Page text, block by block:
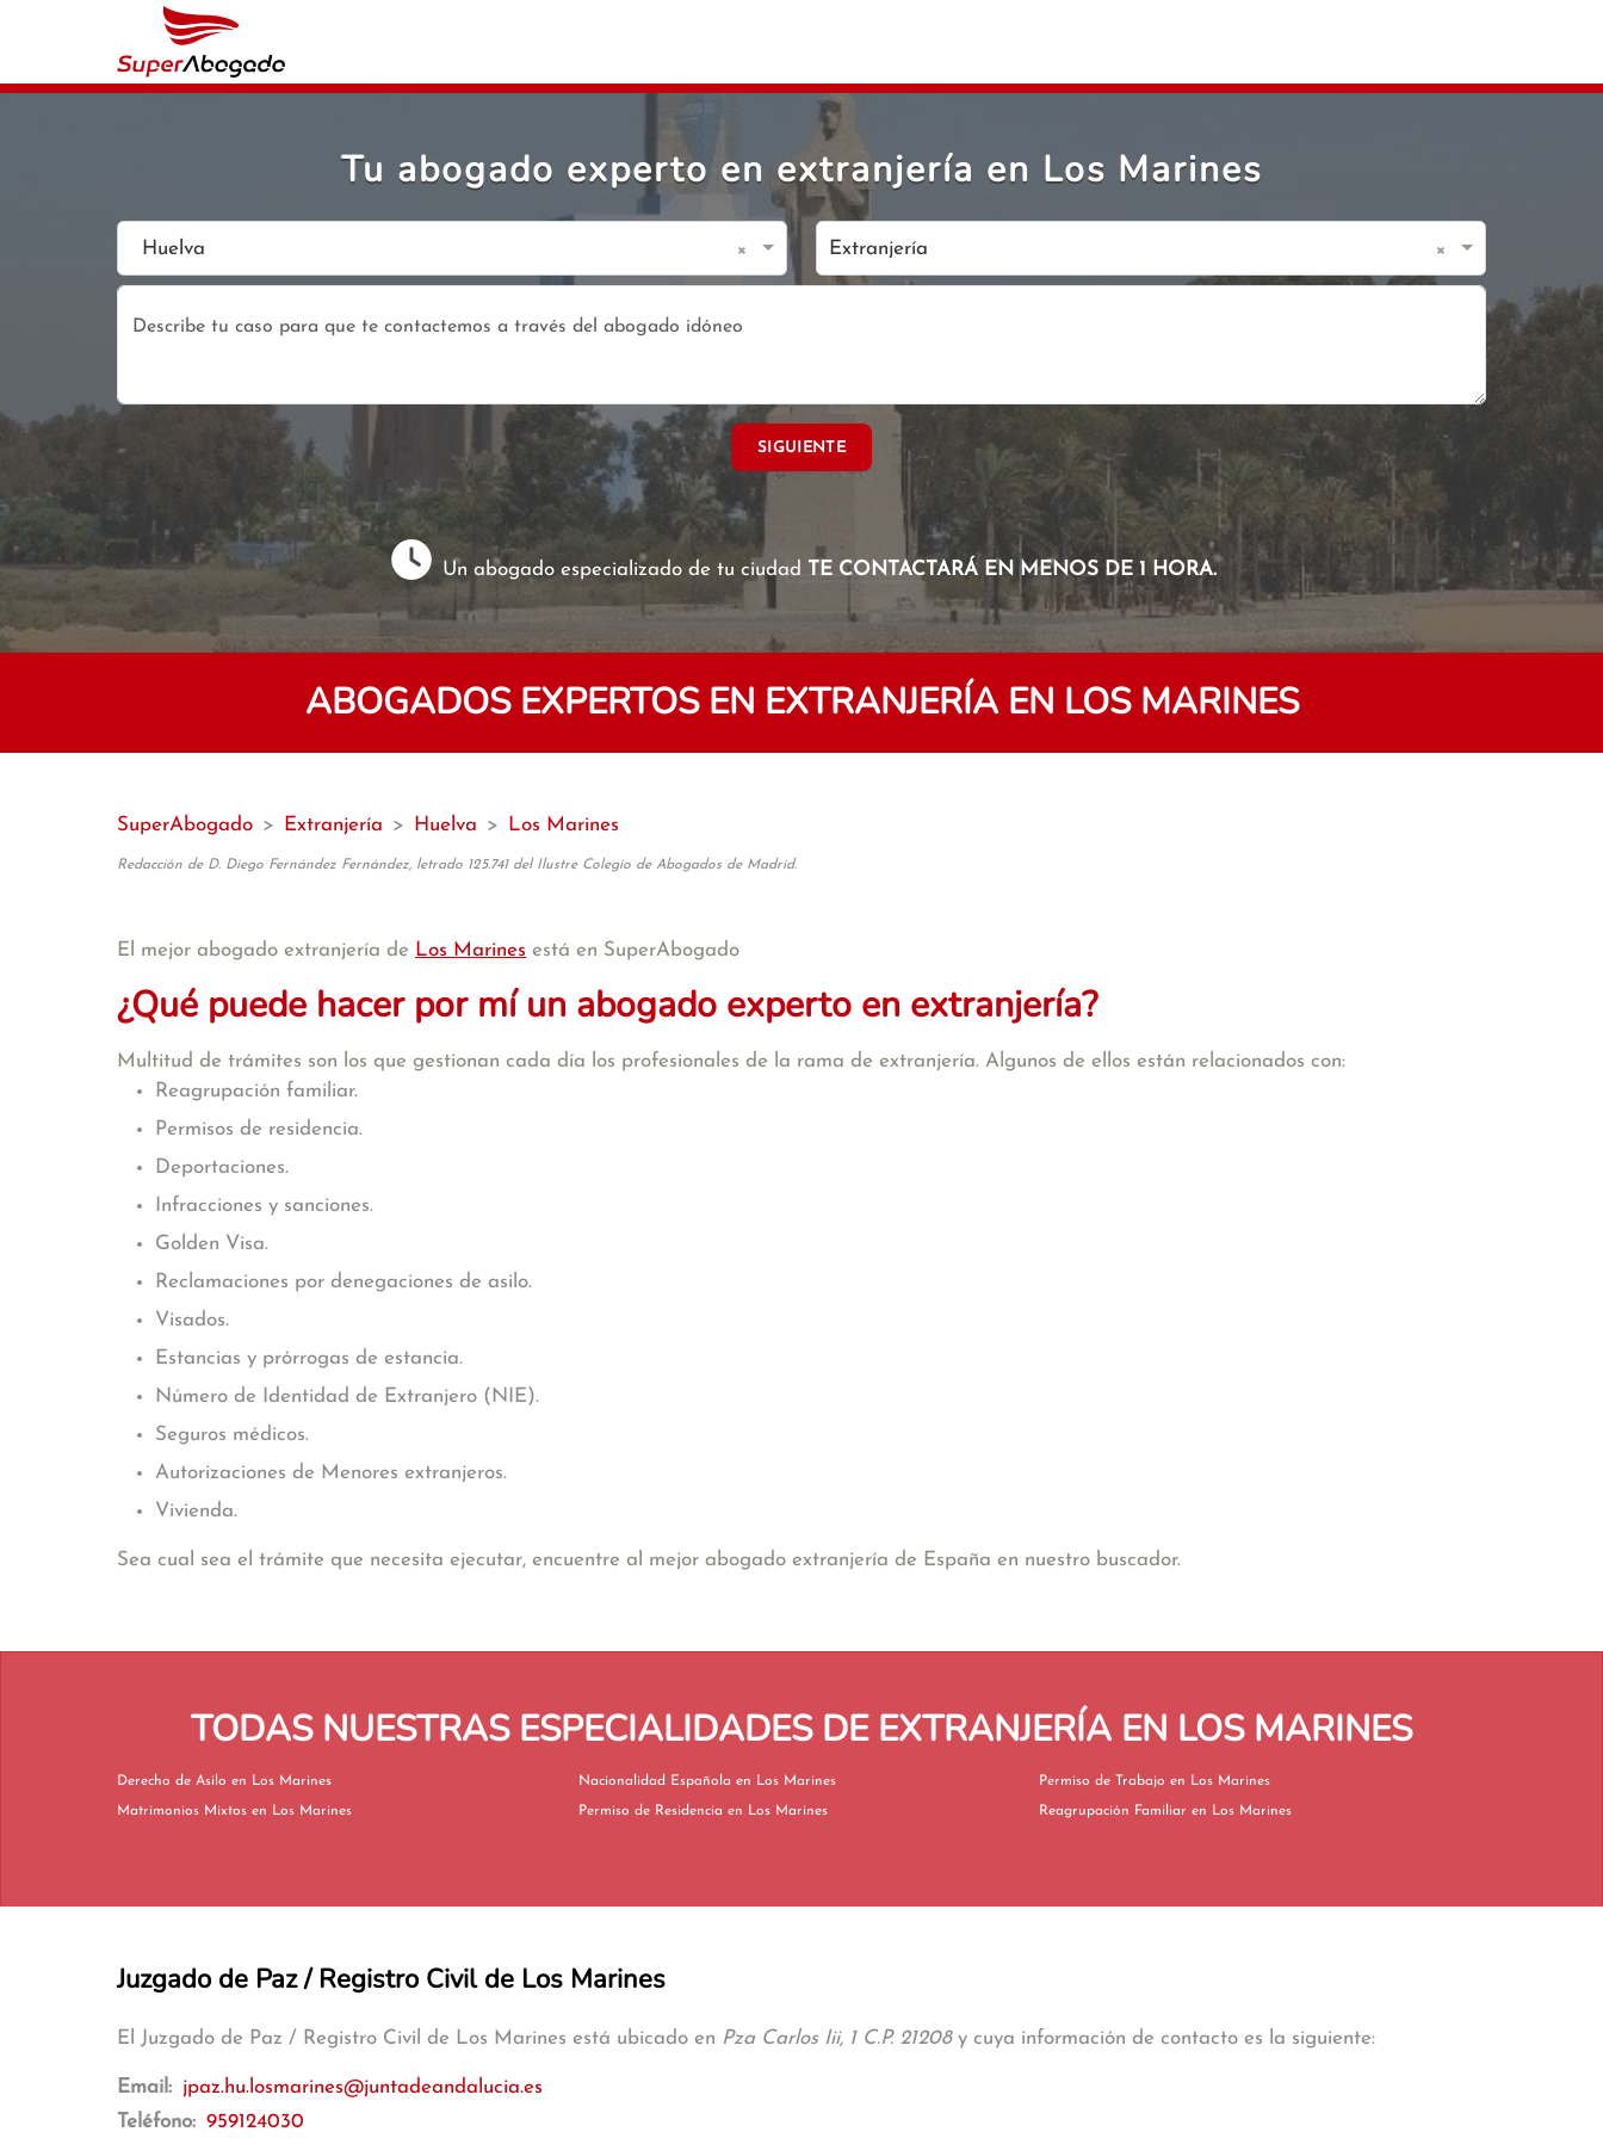
Tu abogado experto en extranjería en Los Marines
Huelva × Extranjería ×
SIGUIENTE
Un abogado especializado de tu ciudad TE CONTACTARÁ EN MENOS DE 1 HORA.
ABOGADOS EXPERTOS EN EXTRANJERÍA EN LOS MARINES
SuperAbogado > Extranjería > Huelva > Los Marines
Redacción de D. Diego Fernández Fernández, letrado 125.741 del Ilustre Colegio de Abogados de Madrid.
El mejor abogado extranjería de Los Marines está en SuperAbogado
¿Qué puede hacer por mí un abogado experto en extranjería?
Multitud de trámites son los que gestionan cada día los profesionales de la rama de extranjería. Algunos de ellos están relacionados con:
Reagrupación familiar.
Permisos de residencia.
Deportaciones.
Infracciones y sanciones.
Golden Visa.
Reclamaciones por denegaciones de asilo.
Visados.
Estancias y prórrogas de estancia.
Número de Identidad de Extranjero (NIE).
Seguros médicos.
Autorizaciones de Menores extranjeros.
Vivienda.
Sea cual sea el trámite que necesita ejecutar, encuentre al mejor abogado extranjería de España en nuestro buscador.
TODAS NUESTRAS ESPECIALIDADES DE EXTRANJERÍA EN LOS MARINES
Derecho de Asilo en Los Marines
Matrimonios Mixtos en Los Marines
Nacionalidad Española en Los Marines
Permiso de Residencia en Los Marines
Permiso de Trabajo en Los Marines
Reagrupación Familiar en Los Marines
Juzgado de Paz / Registro Civil de Los Marines
El Juzgado de Paz / Registro Civil de Los Marines está ubicado en Pza Carlos Iii, 1 C.P. 21208y cuya información de contacto es la siguiente:
Email: jpaz.hu.losmarines@juntadeandalucia.es
Teléfono: 959124030